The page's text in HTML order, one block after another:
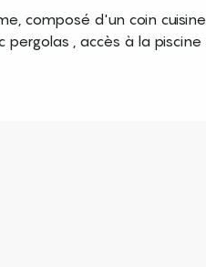
composé d'un coin
, accès à la piscine